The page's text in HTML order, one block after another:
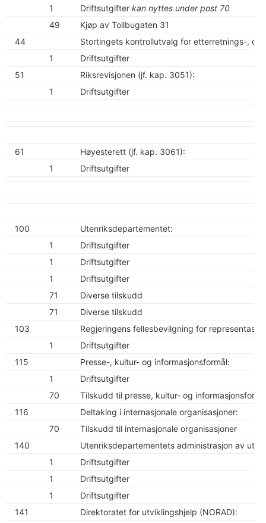
1
Driftsutgifter kan nyttes under post 70
49
Kjøp av Tollbugaten 31
44
Stortingets kontrollutvalg for etterretnings-,
1
Driftsutgifter
51
Riksrevisjonen (jf. kap. 3051):
1
Driftsutgifter
61
Høyesterett (jf. kap. 3061):
1
Driftsutgifter
100
Utenriksdepartementet:
1
Driftsutgifter
1
Driftsutgifter
1
Driftsutgifter
71
Diverse tilskudd
71
Diverse tilskudd
103
Regjeringens fellesbevilgning for
1
Driftsutgifter
115
Presse-, kultur- og informasjonsformål:
1
Driftsutgifter
70
Tilskudd til presse, kultur- og
116
Deltaking i internasjonale organisasjoner:
70
Tilskudd til internasjonale organisasjoner
140
Utenriksdepartementets administrasjon av
1
Driftsutgifter
1
Driftsutgifter
1
Driftsutgifter
141
Direktoratet for utviklingshjelp (NORAD):